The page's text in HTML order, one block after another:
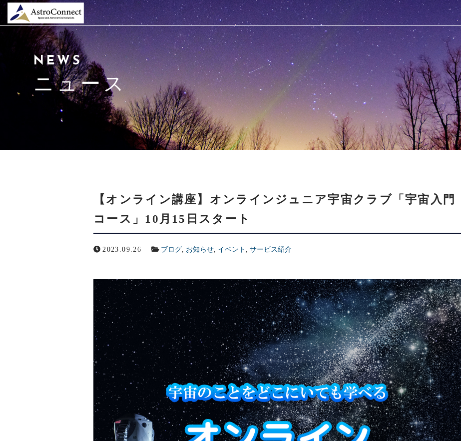
当社について
天井プラネタリウム
サービス紹介
メールでの受付
お問い合わせフォーム
24時間受付中
NEWS
ニュース
【オンライン講座】オンラインジュニア宇宙クラブ「宇宙入門
コース」10月15日スタート
2023.09.26 ブログ, お知らせ, イベント , サービス紹介